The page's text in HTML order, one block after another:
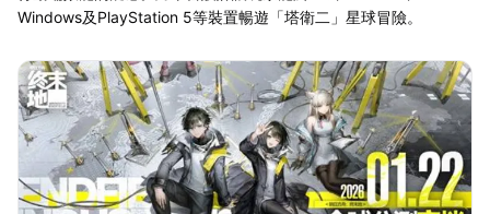
Windows及PlayStation 5等裝置暢遊「塔衛二」星球冒險。